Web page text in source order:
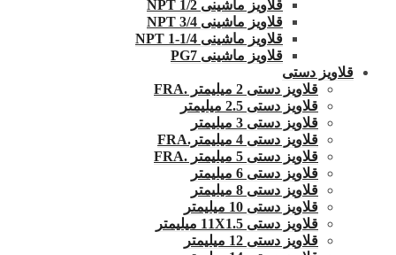
قلاویز ماشینی 1/2 NPT
قلاویز ماشینی 3/4 NPT
قلاویز ماشینی 1/4-1 NPT
قلاویز ماشینی PG7
قلاویز دستی
قلاویز دستی 2 میلیمتر .FRA
قلاویز دستی 2.5 میلیمتر
قلاویز دستی 3 میلیمتر
قلاویز دستی 4 میلیمتر.FRA
قلاویز دستی 5 میلیمتر .FRA
قلاویز دستی 6 میلیمتر
قلاویز دستی 8 میلیمتر
قلاویز دستی 10 میلیمتر
قلاویز دستی 11X1.5 میلیمتر
قلاویز دستی 12 میلیمتر